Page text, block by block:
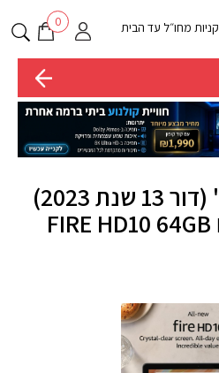
קניות מחו״ל עד הבית 0
טאבלט 10 אינץ' (דור 13 שנת 2023)